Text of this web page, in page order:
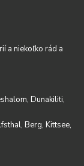
a niekoľko rád a
Dunakiliti,
Berg, Kittsee,